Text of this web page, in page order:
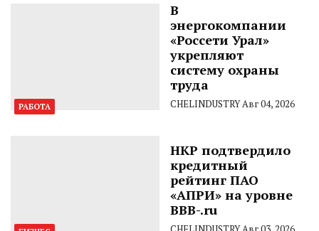
РАБОТА
В
энергокомпании
«Россети Урал»
укрепляют
систему охраны
труда
CHELINDUSTRYАвг 04, 2026
НКР подтвердило
кредитный
рейтинг ПАО
«АПРИ» на уровне
BBB-.ru